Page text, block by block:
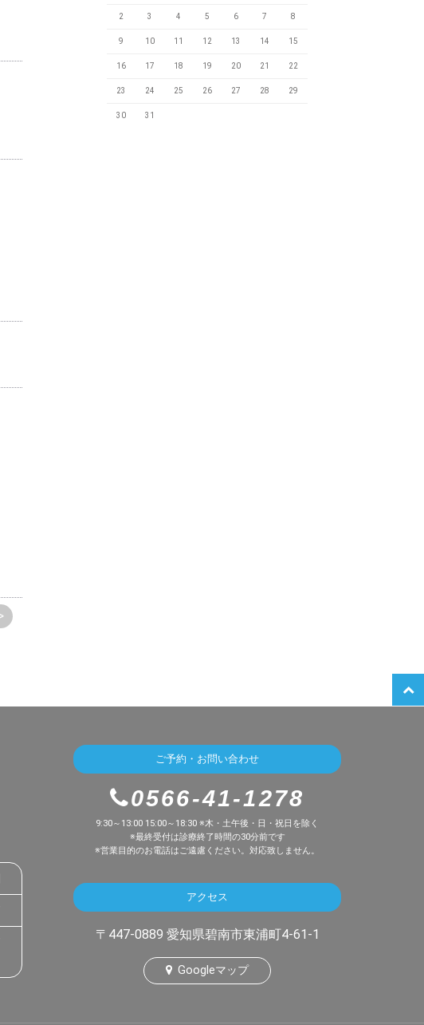
2 3 4 5 6 7 8
9 10 11 12 13 14 15
16 17 18 19 20 21 22
23 24 25 26 27 28 29
30 31
ご予約・お問い合わせ
0566-41-1278
9:30～13:00 15:00～18:30 ※木・土午後・日・祝日を除く
※最終受付は診療終了時間の30分前です
※営業目的のお電話はご遠慮ください。対応致しません。
アクセス
〒447-0889 愛知県碧南市東浦町4-61-1
Googleマップ